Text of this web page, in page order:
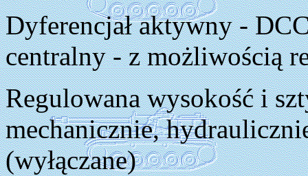
Dyferencjał aktywny -
centralny - z możliwością
Regulowana wysokość i
mechanicznie,
(wyłączane)